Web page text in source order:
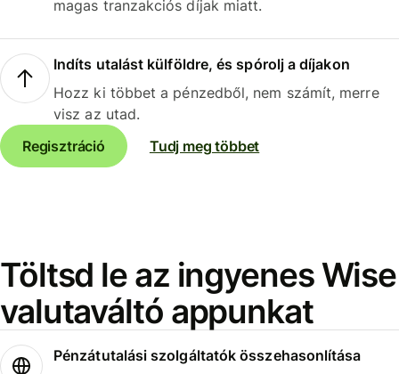
magas tranzakciós díjak miatt.
Indíts utalást külföldre, és spórolj a díjakon
Hozz ki többet a pénzedből, nem számít, merre
visz az utad.
Regisztráció
Tudj meg többet
Töltsd le az ingyenes Wise
valutaváltó appunkat
Pénzátutalási szolgáltatók összehasonlítása